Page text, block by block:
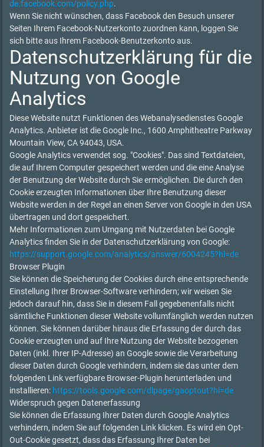
de.facebook.com/policy.php.
Wenn Sie nicht wünschen, dass Facebook den Besuch unserer
Seiten Ihrem Facebook-Nutzerkonto zuordnen kann, loggen Sie
sich bitte aus Ihrem Facebook-Benutzerkonto aus.
Datenschutzerklärung für die
Nutzung von Google
Analytics
Diese Website nutzt Funktionen des Webanalysedienstes Google
Analytics. Anbieter ist die Google Inc., 1600 Amphitheatre Parkway
Mountain View, CA 94043, USA.
Google Analytics verwendet sog. "Cookies". Das sind Textdateien,
die auf Ihrem Computer gespeichert werden und die eine Analyse
der Benutzung der Website durch Sie ermöglichen. Die durch den
Cookie erzeugten Informationen über Ihre Benutzung dieser
Website werden in der Regel an einen Server von Google in den USA
übertragen und dort gespeichert.
Mehr Informationen zum Umgang mit Nutzerdaten bei Google
Analytics finden Sie in der Datenschutzerklärung von Google:
https://support.google.com/analytics/answer/6004245?hl=de
Browser Plugin
Sie können die Speicherung der Cookies durch eine entsprechende
Einstellung Ihrer Browser-Software verhindern; wir weisen Sie
jedoch darauf hin, dass Sie in diesem Fall gegebenenfalls nicht
sämtliche Funktionen dieser Website vollumfänglich werden nutzen
können. Sie können darüber hinaus die Erfassung der durch das
Cookie erzeugten und auf Ihre Nutzung der Website bezogenen
Daten (inkl. Ihrer IP-Adresse) an Google sowie die Verarbeitung
dieser Daten durch Google verhindern, indem sie das unter dem
folgenden Link verfügbare Browser-Plugin herunterladen und
installieren: https://tools.google.com/dlpage/gaoptout?hl=de
Widerspruch gegen Datenerfassung
Sie können die Erfassung Ihrer Daten durch Google Analytics
verhindern, indem Sie auf folgenden Link klicken. Es wird ein Opt-
Out-Cookie gesetzt, dass das Erfassung Ihrer Daten bei